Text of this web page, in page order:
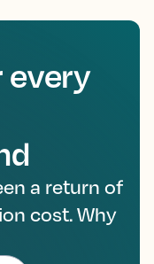
every
a return of
cost. Why